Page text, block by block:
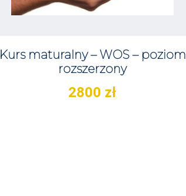
Kurs maturalny – WOS – poziom
rozszerzony
2800 zł